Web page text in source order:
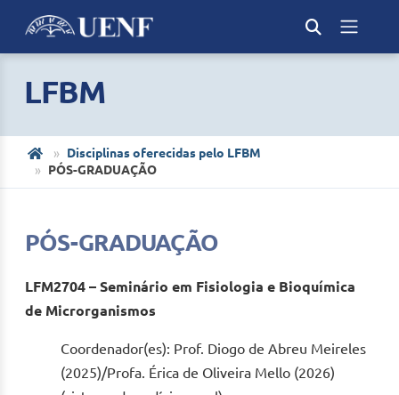
LFBM
Disciplinas oferecidas pelo LFBM
PÓS-GRADUAÇÃO
PÓS-GRADUAÇÃO
LFM2704 – Seminário em Fisiologia e Bioquímica
de Microrganismos
Coordenador(es): Prof. Diogo de Abreu Meireles
(2025)/Profa. Érica de Oliveira Mello (2026)